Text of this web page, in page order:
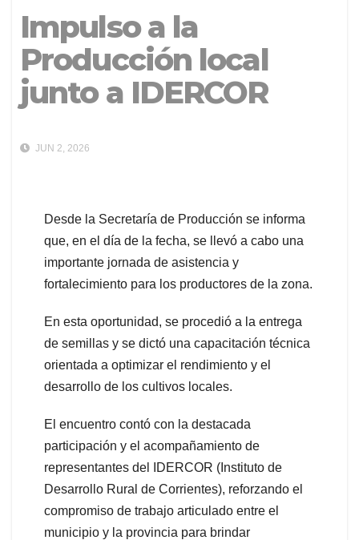
Impulso a la
Producción local
junto a IDERCOR
JUN 2, 2026
Desde la Secretaría de Producción se informa
que, en el día de la fecha, se llevó a cabo una
importante jornada de asistencia y
fortalecimiento para los productores de la zona.
En esta oportunidad, se procedió a la entrega
de semillas y se dictó una capacitación técnica
orientada a optimizar el rendimiento y el
desarrollo de los cultivos locales.
El encuentro contó con la destacada
participación y el acompañamiento de
representantes del IDERCOR (Instituto de
Desarrollo Rural de Corrientes), reforzando el
compromiso de trabajo articulado entre el
municipio y la provincia para brindar